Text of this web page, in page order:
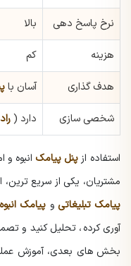
نرخ پاسخ دهی بالا
هزینه کم
هدف گذاری آسان با
شخصی سازی دارد (
استفاده ازپنل پیامک انبوه و
مشتریان، یکی از سریع
پیامک تبلیغاتی و پیامک انبوه
آوری کرده، تحلیل کنید و
بخش های بعدی، آموزش